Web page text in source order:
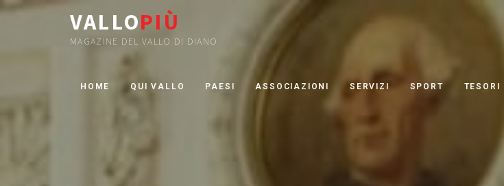
VALLOPIÙ
MAGAZINE DEL VALLO DI DIANO
HOME QUI VALLO PAESI ASSOCIAZIONI SERVIZI SPORT TESORI